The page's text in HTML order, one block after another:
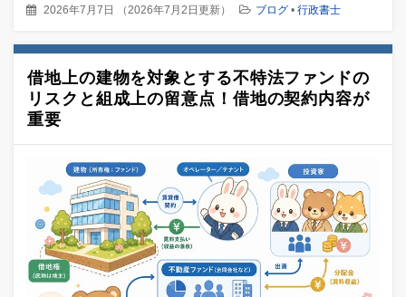
2026年7月7日 （2026年7月2日更新） ブログ • 行政書士
借地上の建物を対象とする不特法ファンドの
リスクと組成上の留意点！借地の契約内容が
重要